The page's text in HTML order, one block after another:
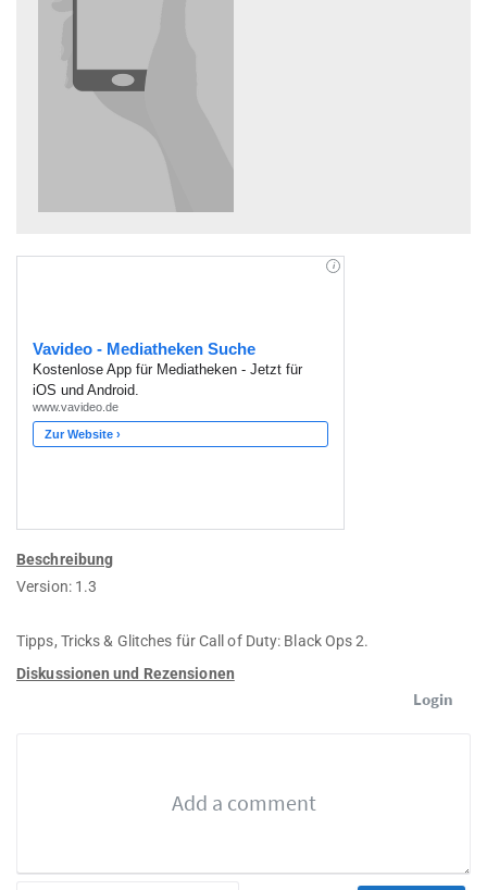
Beschreibung
Version: 1.3
Tipps, Tricks & Glitches für Call of Duty: Black Ops 2.
Diskussionen und Rezensionen
Login